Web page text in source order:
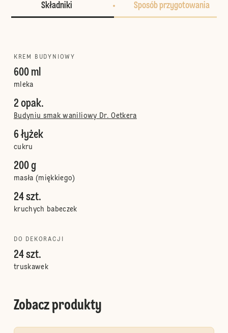
Składniki Sposób przygotowania
KREM BUDYNIOWY
600 ml
mleka
2 opak.
Budyniu smak waniliowy Dr. Oetkera
6 łyżek
cukru
200 g
masła (miękkiego)
24 szt.
kruchych babeczek
DO DEKORACJI
24 szt.
truskawek
Zobacz produkty